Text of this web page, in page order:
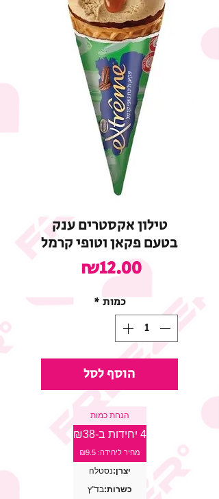
טילון אקסטרים ענק
בטעם פקאן וטופי קרמל
₪12.00
כמות *
הוסף לסל
הנחת כמות
4 יחידות ב-₪38
מחיר ליחידה: ₪9.5
יצרן:נסטלה
כשרות:בד"ץ